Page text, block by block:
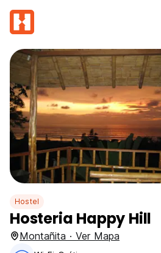
Hostel
Hosteria Happy Hill
Montañita · Ver Mapa